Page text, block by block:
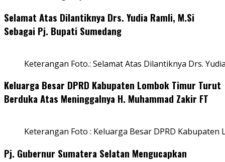
Selamat Atas Dilantiknya Drs. Yudia Ramli, M.Si
Sebagai Pj. Bupati Sumedang
Keterangan Foto.: Selamat Atas Dilantiknya Drs.
Keluarga Besar DPRD Kabupaten Lombok Timur Turut
Berduka Atas Meninggalnya H. Muhammad Zakir FT
Keterangan Foto : Keluarga Besar DPRD
Pj. Gubernur Sumatera Selatan Mengucapkan